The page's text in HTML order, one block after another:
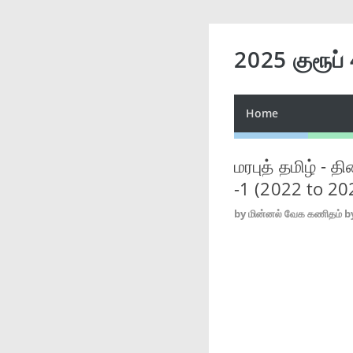
2025 குரூப்
Home
மரபுத் தமிழ் -
-1 (2022 to
byமின்னல் வேக கணிதம்